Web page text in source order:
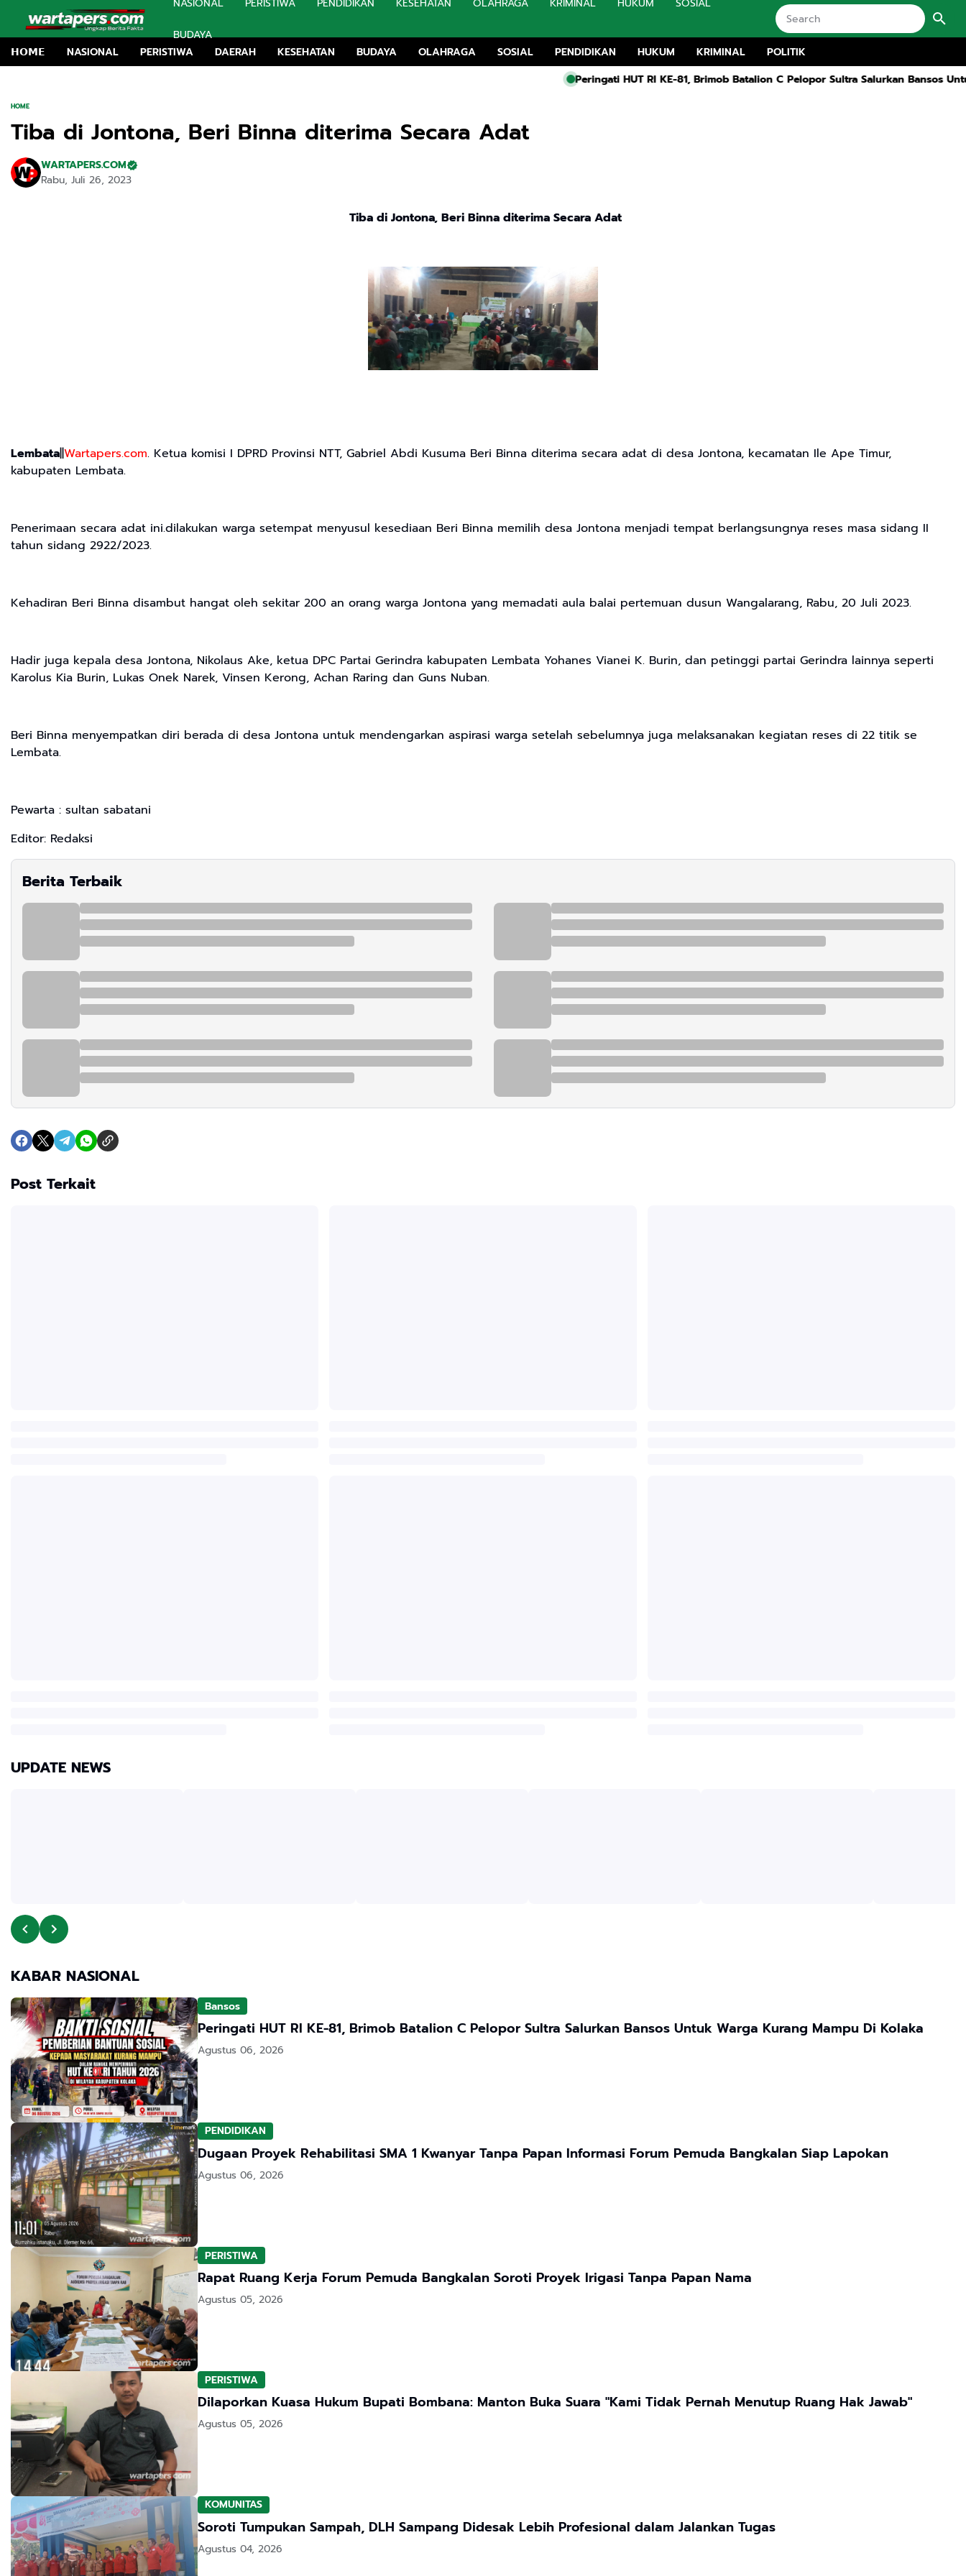
BUDAYA
𝗛𝗢𝗠𝗘
NASIONAL PERISTIWA DAERAH KESEHATAN BUDAYA OLAHRAGA SOSIAL PENDIDIKAN HUKUM KRIMINAL
POLITIK
Peringati HUT RI KE-81, Brimob Batalion C Pelopor Sultra Salurkan Bansos Untuk
HOME
Tiba di Jontona, Beri Binna diterima Secara Adat
WARTAPERS.COM
Rabu, Juli 26, 2023
Tiba di Jontona, Beri Binna diterima Secara Adat
Lembata||Wartapers.com. Ketua komisi I DPRD Provinsi NTT, Gabriel Abdi Kusuma Beri Binna diterima secara adat di desa Jontona, kecamatan Ile Ape Timur,
kabupaten Lembata.
Penerimaan secara adat ini.dilakukan warga setempat menyusul kesediaan Beri Binna memilih desa Jontona menjadi tempat berlangsungnya reses masa sidang II
tahun sidang 2922/2023.
Kehadiran Beri Binna disambut hangat oleh sekitar 200 an orang warga Jontona yang memadati aula balai pertemuan dusun Wangalarang, Rabu, 20 Juli 2023.
Hadir juga kepala desa Jontona, Nikolaus Ake, ketua DPC Partai Gerindra kabupaten Lembata Yohanes Vianei K. Burin, dan petinggi partai Gerindra lainnya seperti
Karolus Kia Burin, Lukas Onek Narek, Vinsen Kerong, Achan Raring dan Guns Nuban.
Beri Binna menyempatkan diri berada di desa Jontona untuk mendengarkan aspirasi warga setelah sebelumnya juga melaksanakan kegiatan reses di 22 titik se
Lembata.
Pewarta : sultan sabatani
Editor: Redaksi
Berita Terbaik
Post Terkait
UPDATE NEWS
KABAR NASIONAL
Bansos
Peringati HUT RI KE-81, Brimob Batalion C Pelopor Sultra Salurkan Bansos Untuk Warga Kurang Mampu Di Kolaka
Agustus 06, 2026
PENDIDIKAN
Dugaan Proyek Rehabilitasi SMA 1 Kwanyar Tanpa Papan Informasi Forum Pemuda Bangkalan Siap Lapokan
Agustus 06, 2026
PERISTIWA
Rapat Ruang Kerja Forum Pemuda Bangkalan Soroti Proyek Irigasi Tanpa Papan Nama
Agustus 05, 2026
PERISTIWA
Dilaporkan Kuasa Hukum Bupati Bombana: Manton Buka Suara "Kami Tidak Pernah Menutup Ruang Hak Jawab"
Agustus 05, 2026
KOMUNITAS
Soroti Tumpukan Sampah, DLH Sampang Didesak Lebih Profesional dalam Jalankan Tugas
Agustus 04, 2026